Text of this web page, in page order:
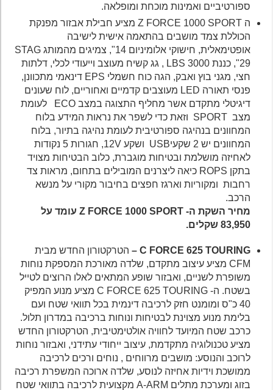
ספורטיביים ואמינות מוכחת ומופלאה.
ה Z FORCE 1000 SPORT מציע חבילת אבזור מפנקת
הכוללת צמד מושבים בהתאמה אישית לישיבה
אופטימאלית, חישוקי אלומיניום 14", צמיגים מהמותג STAG
29", כננת LBS 3000 , גג קשיח מעוצב וייעודי לכלי, דלתות
חצי, מגני בוץ ואבק, הגה כוח חשמלי EPS דינאמי מתכוונן,
פנסי תאורה LED מעוצבים קדמיים ואחוריים, לוח שעונים
דיגיטלי מתקדם אשר מחליף התצוגה במצב ECO לעומת
מצב SPORT וזאת כדי לשפר את נראות המידע בלוח
המחוונים בנהיגה ספורטיבית לעומת נהיגה בתיור, בלוח
המחוונים יש 2 שקעיUSB ושקע 12V, חגורות 5 נקודות
לאחיזה מושלמת ובטיחות מוגברת, כלוב הבטיחות מצויד
בתקן ROPS כיאה ליצרנים המובילים בתחום, מראות צד
רחבות ומקוריות וארגז חפצים בחיבור מקורי על מנשא
הרכב.
מחיר השקת ה- Z FORCE 1000 SPORT עומד על
83,950 שקלים.
C FORCE 625 TOURING –
הטרקטורון החדש מבית
CFM מציע עיצוב מתקדם, שלדה מאורכת המספקת נוחות
משופרת לשניים, ואבזור שופע המתאים לאלו הרוצים לטייל
בשטח. ה- C FORCE 625 TOURING מציע מנוע המפיק
40 כ"ס ומומנט חזק לרכיבה דינמית בכל תוואי שטח ועם
בלימת מנוע מצוינת לבטיחות ונוחות ברכיבה במדרון תלול.
כרכב שטח המיועד לחוויה אולטימטיבית, הטרקטורון החדש
מציע טכנולוגיה מתקדמת, עיצוב ייחודי עתידני, ואבזור נוחות
לרוכב והנוסע: מושבים מרווחים , נוחים ורכים לרכיבה
ממושכת וידיות אחיזה לנוסע, שלדה ארוכה המשפרת רכיבה
בזוג ומערכת מתלים A-ARM מקצועית לרכיבה בתוואי שטח